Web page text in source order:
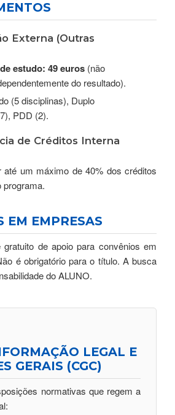
Externa (Outras
estudo: 49 euros (não
do resultado).
(5 disciplinas), Duplo
PDD (2).
de Créditos Interna
até um máximo de 40% dos créditos
programa.
EM EMPRESAS
de apoio para convênios em
é obrigatório para o título. A busca
do ALUNO.
LEGAL E
GERAIS (CGC)
normativas que regem a